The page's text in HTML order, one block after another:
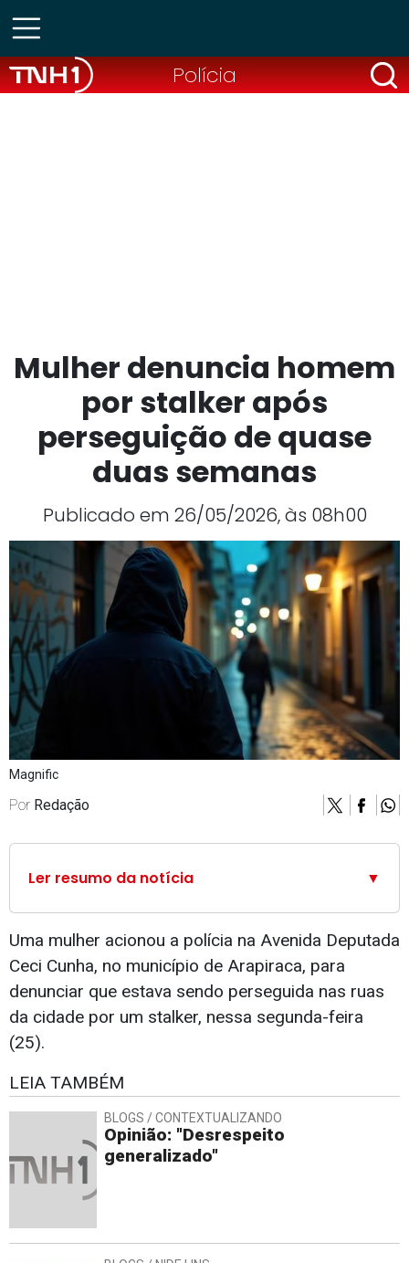
Polícia
Mulher denuncia homem
por stalker após
perseguição de quase
duas semanas
Publicado em 26/05/2026, às 08h00
Magnific
Por Redação
Ler resumo da notícia ▼
Uma mulher acionou a polícia na Avenida Deputada
Ceci Cunha, no município de Arapiraca, para
denunciar que estava sendo perseguida nas ruas
da cidade por um stalker, nessa segunda-feira
(25).
LEIA TAMBÉM
BLOGS / CONTEXTUALIZANDO
Opinião: "Desrespeito
generalizado"